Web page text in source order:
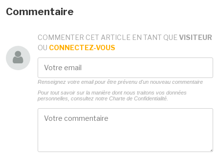
Commentaire
COMMENTER CET ARTICLE EN TANT QUE VISITEUR
OU CONNECTEZ-VOUS
Renseignez votre email pour être prévenu d'un nouveau commentaire
Pour tout savoir sur la manière dont nous traitons vos données
personnelles, consultez notre Charte de Confidentialité.